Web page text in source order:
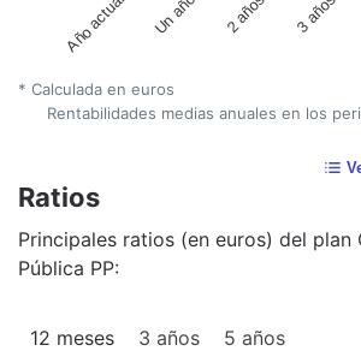
Año actual Un año 2 años 3 años
* Calculada en euros
Rentabilidades medias anuales en los
Ratios
Principales ratios (en euros) del plan
Pública PP:
12 meses 3 años 5 años